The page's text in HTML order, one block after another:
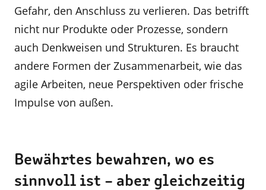
Gefahr, den Anschluss zu verlieren. Das betrifft
nicht nur Produkte oder Prozesse, sondern
auch Denkweisen und Strukturen. Es braucht
andere Formen der Zusammenarbeit, wie das
agile Arbeiten, neue Perspektiven oder frische
Impulse von außen.
Bewährtes bewahren, wo es
sinnvoll ist – aber gleichzeitig